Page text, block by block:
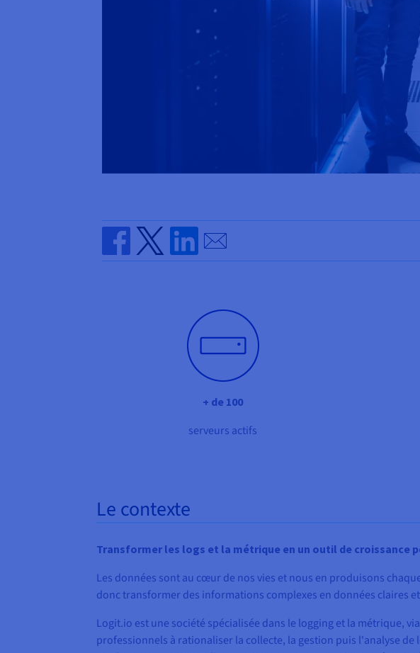
Share on Facebook
Share on Twitter
Share on Linkedin
Send by email
+ de 100
serveurs actifs
Le contexte
Transformer les logs et la métrique en un outil de croissance
Les données sont au cœur de nos vies et nous en produisons
donc transformer des informations complexes en données claires
Logit.io est une société spécialisée dans le logging et la métrique,
professionnels à rationaliser la collecte, la gestion puis l'analyse